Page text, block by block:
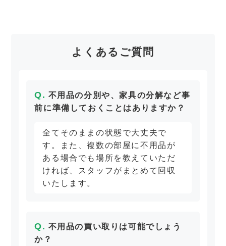
よくあるご質問
不用品の分別や、家具の分解など事
前に準備しておくことはありますか？
全てそのままの状態で大丈夫で
す。また、複数の部屋に不用品が
ある場合でも場所を教えていただ
ければ、スタッフがまとめて回収
いたします。
不用品の買い取りは可能でしょう
か？